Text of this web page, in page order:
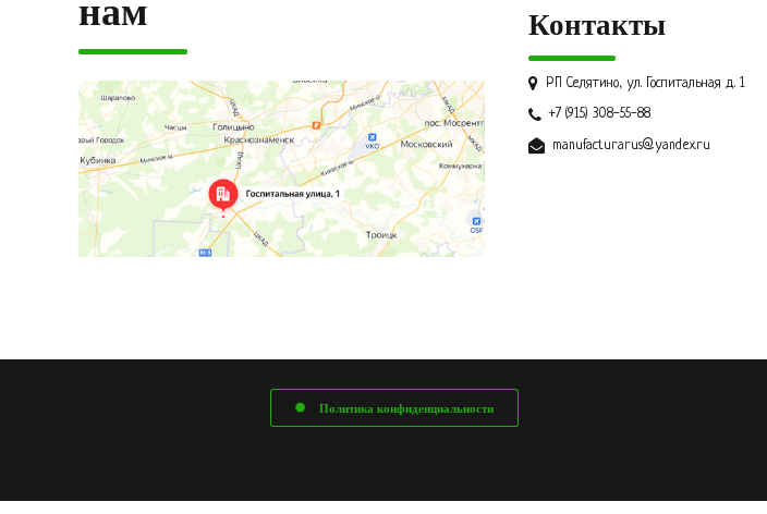
нам
Контакты
РП Селятино, ул. Госпитальная д. 1
+7 (915) 308-55-88
manufacturarus@yandex.ru
Политика конфиденциальности